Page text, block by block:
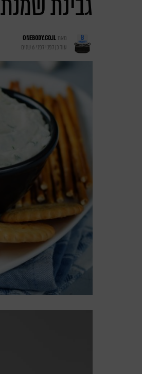
מאתONEBODY.CO.IL
עודכן לפנילפני 6 שנים